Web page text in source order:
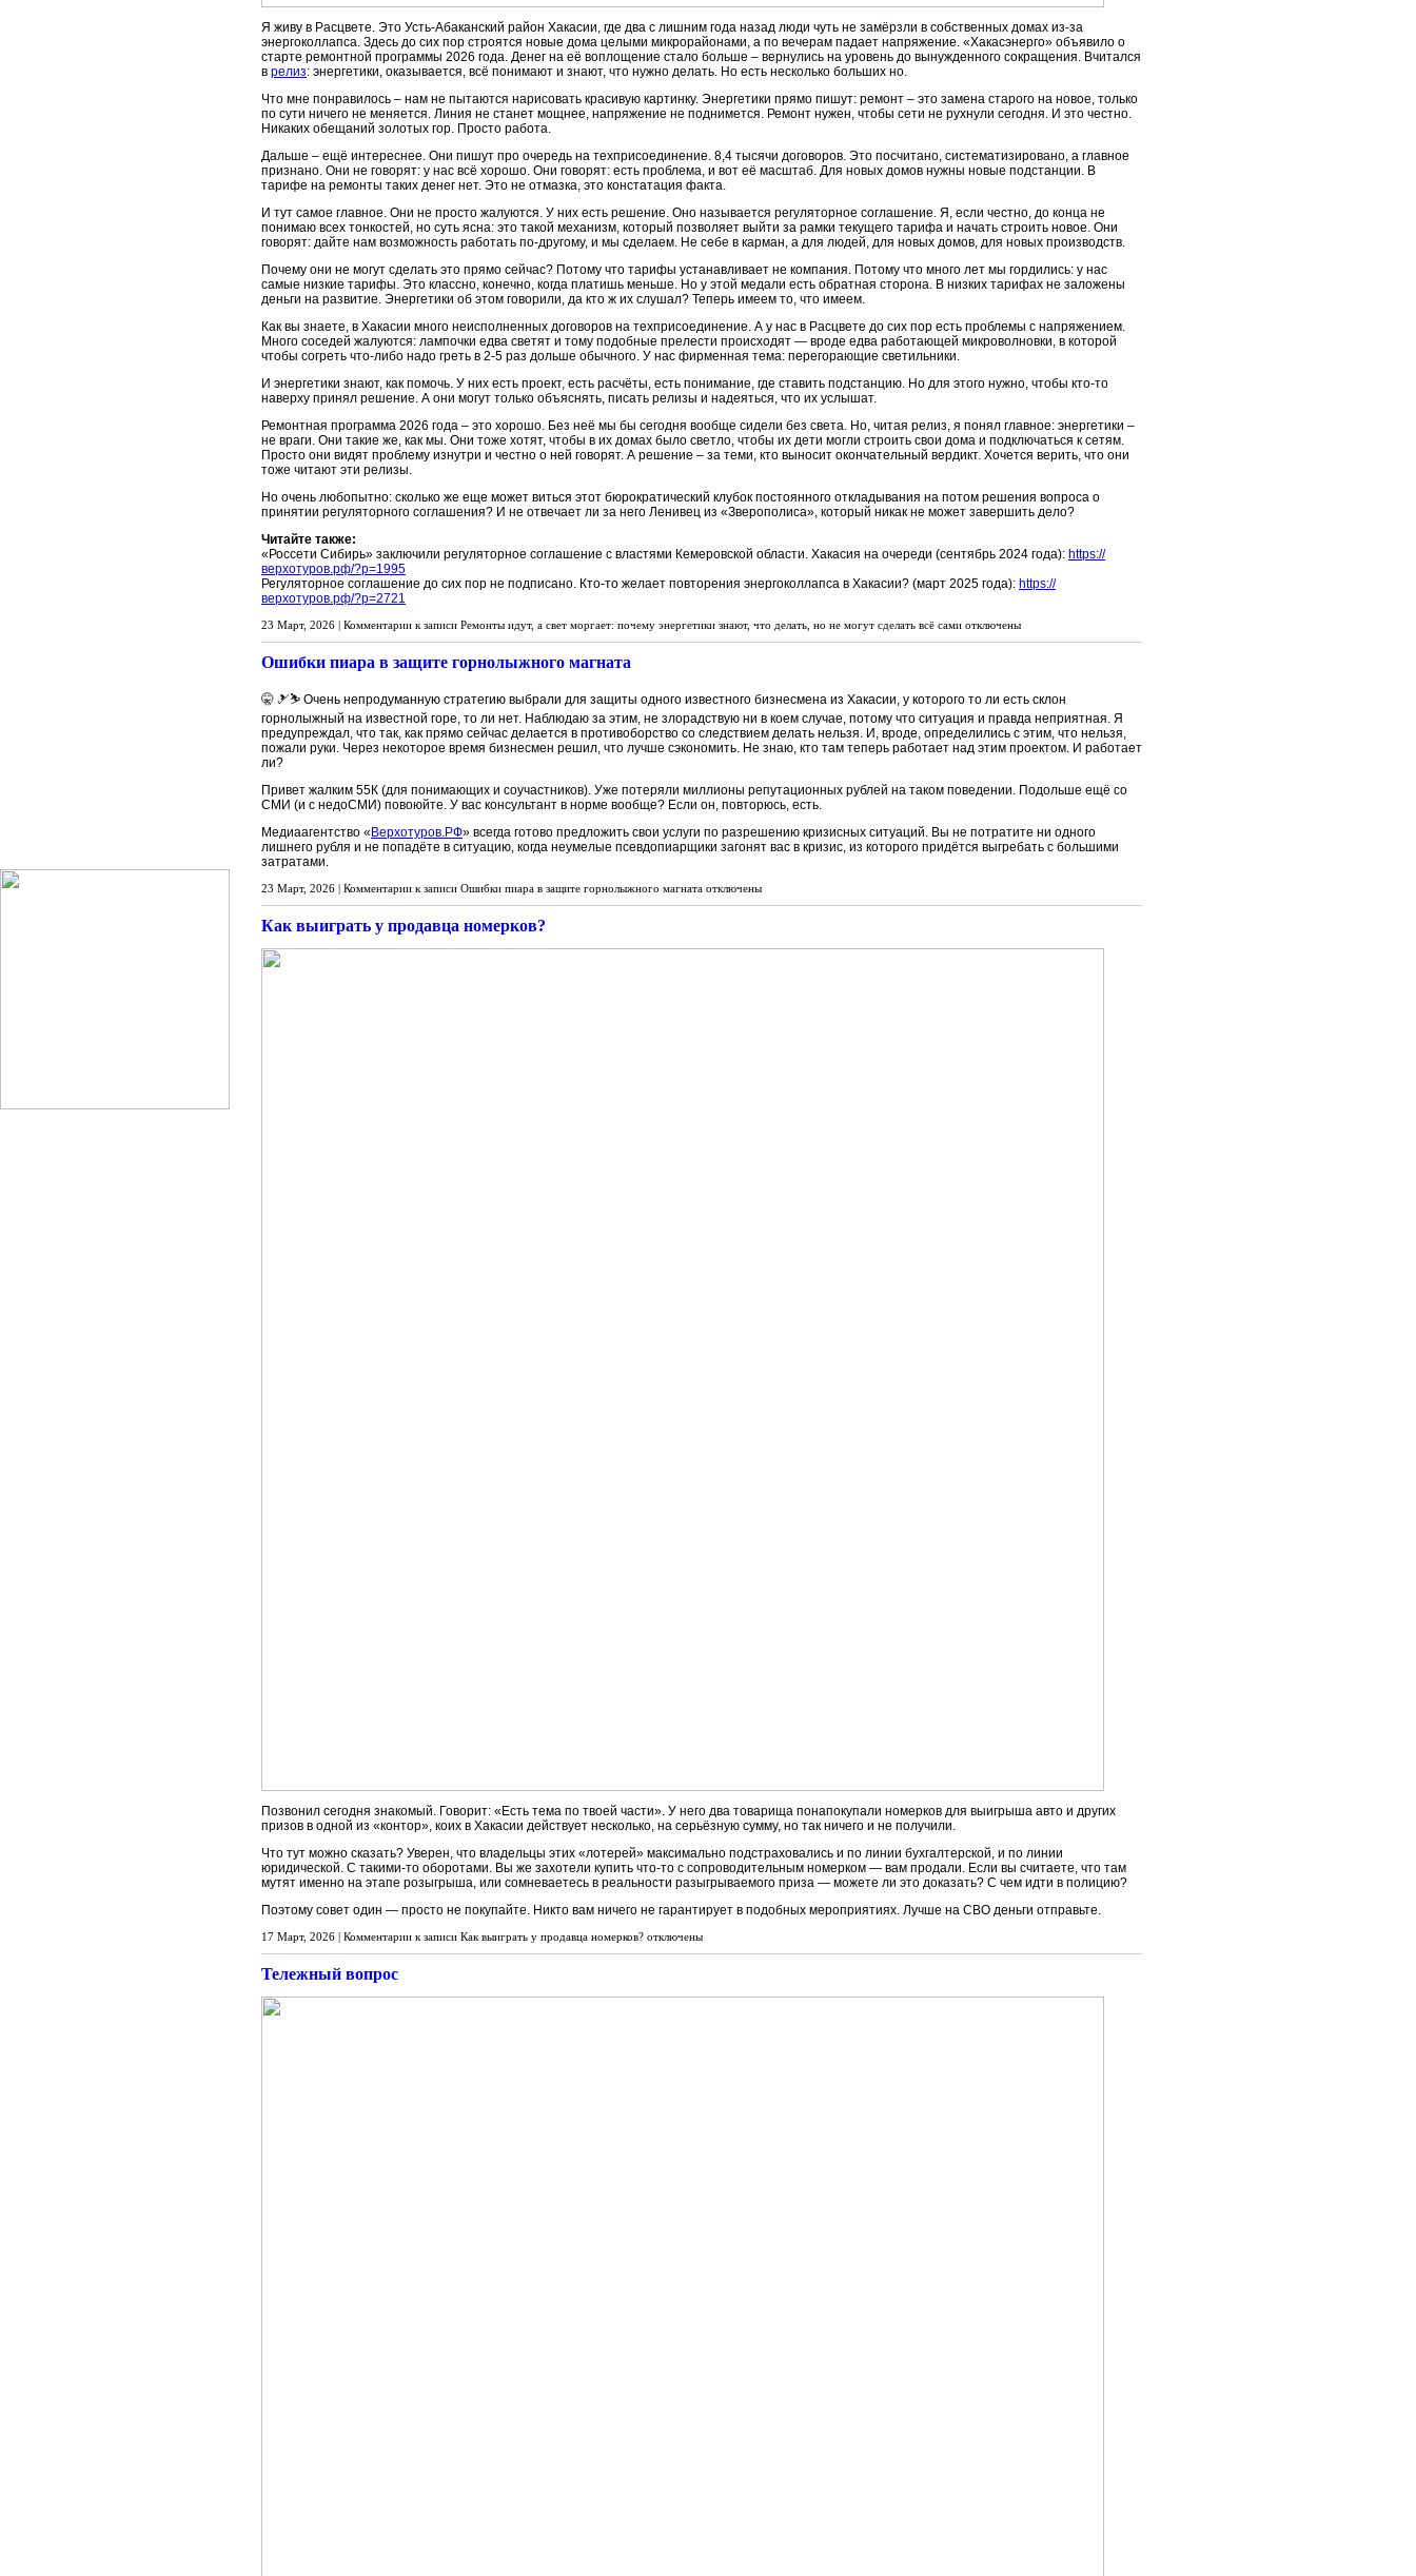
Я живу в Расцвете. Это Усть-Абаканский район Хакасии, где два с лишним года назад люди чуть не замёрзли в собственных домах из-за
энергоколлапса. Здесь до сих пор строятся новые дома целыми микрорайонами, а по вечерам падает напряжение. «Хакасэнерго» объявило о
старте ремонтной программы 2026 года. Денег на её воплощение стало больше – вернулись на уровень до вынужденного сокращения. Вчитался
в релиз: энергетики, оказывается, всё понимают и знают, что нужно делать. Но есть несколько больших но.
Что мне понравилось – нам не пытаются нарисовать красивую картинку. Энергетики прямо пишут: ремонт – это замена старого на новое, только
по сути ничего не меняется. Линия не станет мощнее, напряжение не поднимется. Ремонт нужен, чтобы сети не рухнули сегодня. И это честно.
Никаких обещаний золотых гор. Просто работа.
Дальше – ещё интереснее. Они пишут про очередь на техприсоединение. 8,4 тысячи договоров. Это посчитано, систематизировано, а главное
признано. Они не говорят: у нас всё хорошо. Они говорят: есть проблема, и вот её масштаб. Для новых домов нужны новые подстанции. В
тарифе на ремонты таких денег нет. Это не отмазка, это констатация факта.
И тут самое главное. Они не просто жалуются. У них есть решение. Оно называется регуляторное соглашение. Я, если честно, до конца не
понимаю всех тонкостей, но суть ясна: это такой механизм, который позволяет выйти за рамки текущего тарифа и начать строить новое. Они
говорят: дайте нам возможность работать по-другому, и мы сделаем. Не себе в карман, а для людей, для новых домов, для новых производств.
Почему они не могут сделать это прямо сейчас? Потому что тарифы устанавливает не компания. Потому что много лет мы гордились: у нас
самые низкие тарифы. Это классно, конечно, когда платишь меньше. Но у этой медали есть обратная сторона. В низких тарифах не заложены
деньги на развитие. Энергетики об этом говорили, да кто ж их слушал? Теперь имеем то, что имеем.
Как вы знаете, в Хакасии много неисполненных договоров на техприсоединение. А у нас в Расцвете до сих пор есть проблемы с напряжением.
Много соседей жалуются: лампочки едва светят и тому подобные прелести происходят — вроде едва работающей микроволновки, в которой
чтобы согреть что-либо надо греть в 2-5 раз дольше обычного. У нас фирменная тема: перегорающие светильники.
И энергетики знают, как помочь. У них есть проект, есть расчёты, есть понимание, где ставить подстанцию. Но для этого нужно, чтобы кто-то
наверху принял решение. А они могут только объяснять, писать релизы и надеяться, что их услышат.
Ремонтная программа 2026 года – это хорошо. Без неё мы бы сегодня вообще сидели без света. Но, читая релиз, я понял главное: энергетики –
не враги. Они такие же, как мы. Они тоже хотят, чтобы в их домах было светло, чтобы их дети могли строить свои дома и подключаться к сетям.
Просто они видят проблему изнутри и честно о ней говорят. А решение – за теми, кто выносит окончательный вердикт. Хочется верить, что они
тоже читают эти релизы.
Но очень любопытно: сколько же еще может виться этот бюрократический клубок постоянного откладывания на потом решения вопроса о
принятии регуляторного соглашения? И не отвечает ли за него Ленивец из «Зверополиса», который никак не может завершить дело?
Читайте также:
«Россети Сибирь» заключили регуляторное соглашение с властями Кемеровской области. Хакасия на очереди (сентябрь 2024 года): https://
верхотуров.рф/?p=1995
Регуляторное соглашение до сих пор не подписано. Кто-то желает повторения энергоколлапса в Хакасии? (март 2025 года): https://
верхотуров.рф/?p=2721
23 Март, 2026 | Комментарии к записи Ремонты идут, а свет моргает: почему энергетики знают, что делать, но не могут сделать всё сами отключены
Ошибки пиара в защите горнолыжного магната
🤫 🎿⛷ Очень непродуманную стратегию выбрали для защиты одного известного бизнесмена из Хакасии, у которого то ли есть склон
горнолыжный на известной горе, то ли нет. Наблюдаю за этим, не злорадствую ни в коем случае, потому что ситуация и правда неприятная. Я
предупреждал, что так, как прямо сейчас делается в противоборство со следствием делать нельзя. И, вроде, определились с этим, что нельзя,
пожали руки. Через некоторое время бизнесмен решил, что лучше сэкономить. Не знаю, кто там теперь работает над этим проектом. И работает
ли?
Привет жалким 55К (для понимающих и соучастников). Уже потеряли миллионы репутационных рублей на таком поведении. Подольше ещё со
СМИ (и с недоСМИ) повоюйте. У вас консультант в норме вообще? Если он, повторюсь, есть.
Медиаагентство « Верхотуров.РФ» всегда готово предложить свои услуги по разрешению кризисных ситуаций. Вы не потратите ни одного
лишнего рубля и не попадёте в ситуацию, когда неумелые псевдопиарщики загонят вас в кризис, из которого придётся выгребать с большими
затратами.
23 Март, 2026 | Комментарии к записи Ошибки пиара в защите горнолыжного магната отключены
Как выиграть у продавца номерков?
Позвонил сегодня знакомый. Говорит: «Есть тема по твоей части». У него два товарища понапокупали номерков для выигрыша авто и других
призов в одной из «контор», коих в Хакасии действует несколько, на серьёзную сумму, но так ничего и не получили.
Что тут можно сказать? Уверен, что владельцы этих «лотерей» максимально подстраховались и по линии бухгалтерской, и по линии
юридической. С такими-то оборотами. Вы же захотели купить что-то с сопроводительным номерком — вам продали. Если вы считаете, что там
мутят именно на этапе розыгрыша, или сомневаетесь в реальности разыгрываемого приза — можете ли это доказать? С чем идти в полицию?
Поэтому совет один — просто не покупайте. Никто вам ничего не гарантирует в подобных мероприятиях. Лучше на СВО деньги отправьте.
17 Март, 2026 | Комментарии к записи Как выиграть у продавца номерков? отключены
Тележный вопрос